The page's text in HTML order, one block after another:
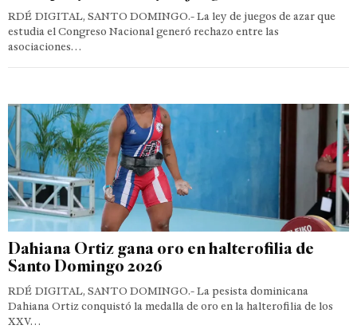
RDÉ DIGITAL, SANTO DOMINGO.- La ley de juegos de azar que
estudia el Congreso Nacional generó rechazo entre las
asociaciones…
Dahiana Ortiz gana oro en halterofilia de
Santo Domingo 2026
RDÉ DIGITAL, SANTO DOMINGO.- La pesista dominicana
Dahiana Ortiz conquistó la medalla de oro en la halterofilia de los
XXV…